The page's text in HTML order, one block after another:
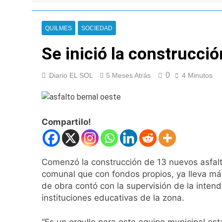
67 barrios full
Kicillof marchó
14 Horas Atrás
La Libertad
15 Horas Atrás
Masiva
16 Horas Atrás
La Diócesis de
16 Horas Atrás
16 Horas Atrás
QUILMES SOCIEDAD
Se inició la
Diario EL SOL 5 Meses Atrás 0 4 Minutos
Compartilo!
Comenzó la construcción de 13 nuevos
comunal que con fondos propios, ya lleva
de obra contó con la supervisión de la
instituciones educativas de la zona.